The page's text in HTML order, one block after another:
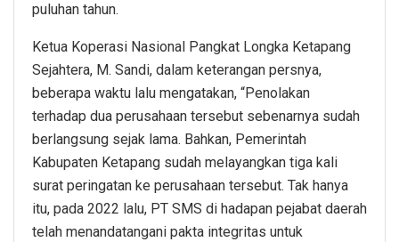
puluhan tahun.
Ketua Koperasi Nasional Pangkat Longka Ketapang
Sejahtera, M. Sandi, dalam keterangan persnya,
beberapa waktu lalu mengatakan, “Penolakan
terhadap dua perusahaan tersebut sebenarnya sudah
berlangsung sejak lama. Bahkan, Pemerintah
Kabupaten Ketapang sudah melayangkan tiga kali
surat peringatan ke perusahaan tersebut. Tak hanya
itu, pada 2022 lalu, PT SMS di hadapan pejabat daerah
telah menandatangani pakta integritas untuk